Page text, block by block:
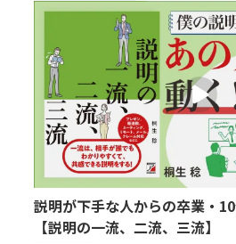
説明が下手な人からの卒業・
【説明の一流、二流、三流】